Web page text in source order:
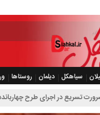
سیاهکل دیلمان روستاها
تسریع در اجرای طرح